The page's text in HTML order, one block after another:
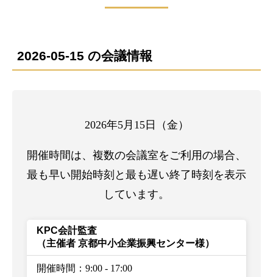
2026-05-15 の会議情報
2026年5月15日（金）
開催時間は、複数の会議室をご利用の場合、
最も早い開始時刻と最も遅い終了時刻を表示
しています。
KPC会計監査
（主催者 京都中小企業振興センター様）
開催時間：9:00 - 17:00